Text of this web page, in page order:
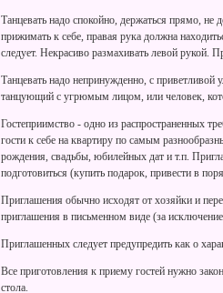
Танцевать надо спокойно, держаться прямо,
прижимать к себе, правая рука должна
следует. Некрасиво размахивать левой рукой.
Танцевать надо непринужденно, с приветливой
танцующий с угрюмым лицом, или человек,
Гостеприимство - одно из распространенных
гости к себе на квартиру по самым
рождения, свадьбы, юбилейных дат и т.п.
подготовиться (купить подарок, привести в
Приглашения обычно исходят от хозяйки и
приглашения в письменном виде (за
Приглашенных следует предупредить как о
Все приготовления к приему гостей нужно
стола.